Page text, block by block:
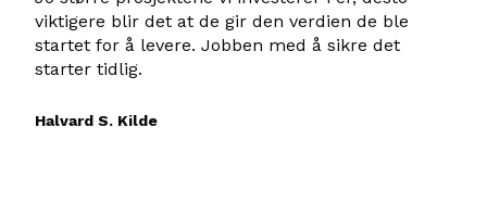
viktigere blir det at de gir den verdien de ble
startet for å levere. Jobben med å sikre det
starter tidlig.
Halvard S. Kilde